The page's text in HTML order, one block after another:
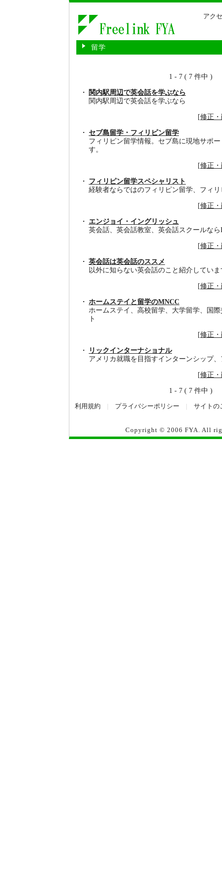
アク
留学
1 - 7 ( 7 件中 )
関内駅周辺で英会話を学ぶなら
関内駅周辺で英会話を学ぶなら
[修正
セブ島留学・フィリピン留学
フィリピン留学情報。セブ島に現地サポ
す。
[修正
フィリピン留学スペシャリスト
経験者ならではのフィリピン留学、フィ
[修正
エンジョイ・イングリッシュ
英会話、英会話教室、英会話スクールな
[修正
英会話は英会話のススメ
以外に知らない英会話のこと紹介していま
[修正
ホームステイと留学のMNCC
ホームステイ、高校留学、大学留学、国
ト
[修正
リックインターナショナル
アメリカ就職を目指すインターンシップ
[修正
1 - 7 ( 7 件中 )
利用規約 プライバシーポリシー サイトの
Copyright © 2006 FYA. All